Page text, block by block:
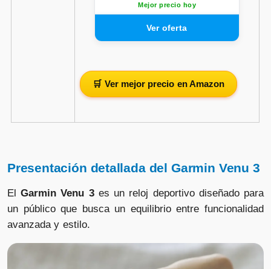
Mejor precio hoy
🛒 Ver mejor precio en Amazon
Presentación detallada del Garmin Venu 3
ElGarmin Venu 3es un reloj deportivo diseñado para
un público que busca un equilibrio entre funcionalidad
avanzada y estilo.